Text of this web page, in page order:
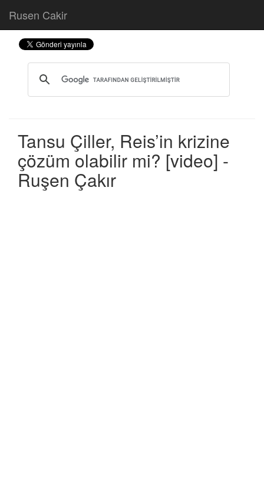
Rusen Cakir
Tansu Çiller, Reis’in krizine
çözüm olabilir mi? [video] -
Ruşen Çakır